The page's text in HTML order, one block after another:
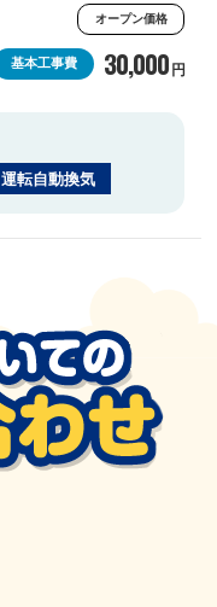
オープン価格
基本工事費 30,000 円
運転自動換気